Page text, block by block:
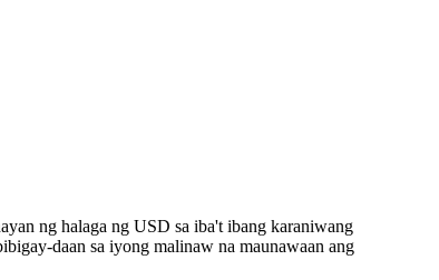
ng halaga ng USD sa iba't ibang karaniwang
daan sa iyong malinaw na maunawaan ang